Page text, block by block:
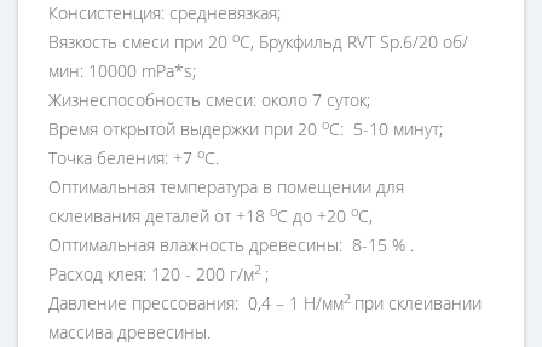
Консистенция: средневязкая;
Вязкость смеси при 20 оС, Брукфильд RVT Sp.6/20 об/
мин: 10000 mPa*s;
Жизнеспособность смеси: около 7 суток;
Время открытой выдержки при 20 оС: 5-10 минут;
Точка беления: +7 оС.
Оптимальная температура в помещении для
склеивания деталей от +18 оС до +20 оС,
Оптимальная влажность древесины: 8-15 % .
Расход клея: 120 - 200 г/м2 ;
Давление прессования: 0,4 – 1 Н/мм2 при склеивании
массива древесины.